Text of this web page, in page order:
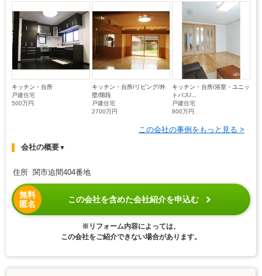
キッチン・台所
戸建住宅
500万円
キッチン・台所/リビング/外
壁/階段
戸建住宅
2700万円
キッチン・台所/浴室・ユニッ
トバス/...
戸建住宅
800万円
この会社の事例をもっと見る >
会社の概要▼
住所 関市迫間404番地
無料
匿名
この会社を含めた会社紹介を申込む
※リフォーム内容によっては、
この会社をご紹介できない場合があります。